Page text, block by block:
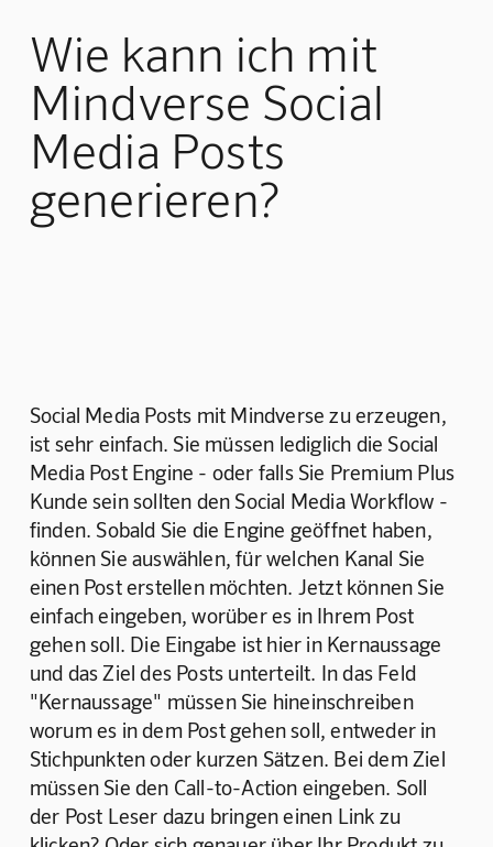
Wie kann ich mit
Mindverse Social
Media Posts
generieren?
Social Media Posts mit Mindverse zu erzeugen,
ist sehr einfach. Sie müssen lediglich die Social
Media Post Engine - oder falls Sie Premium Plus
Kunde sein sollten den Social Media Workflow -
finden. Sobald Sie die Engine geöffnet haben,
können Sie auswählen, für welchen Kanal Sie
einen Post erstellen möchten. Jetzt können Sie
einfach eingeben, worüber es in Ihrem Post
gehen soll. Die Eingabe ist hier in Kernaussage
und das Ziel des Posts unterteilt. In das Feld
"Kernaussage" müssen Sie hineinschreiben
worum es in dem Post gehen soll, entweder in
Stichpunkten oder kurzen Sätzen. Bei dem Ziel
müssen Sie den Call-to-Action eingeben. Soll
der Post Leser dazu bringen einen Link zu